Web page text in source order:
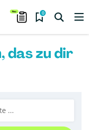
0
das zu dir